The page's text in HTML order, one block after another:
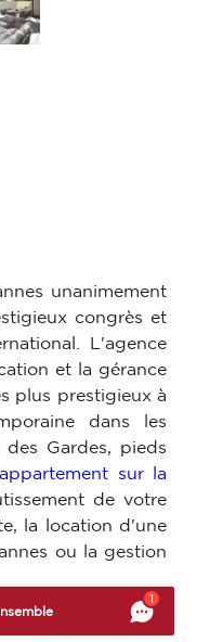
unanimement
congrès et
L'agence
et la gérance
plus prestigieux à
dans les
Gardes, pieds
appartement sur la
de votre
la location d'une
ou la gestion
1
préférences pour